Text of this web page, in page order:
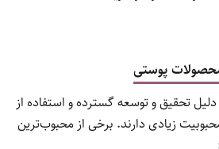
پوستی
تحقیق و توسعه گسترده و استفاده از
زیادی دارند. برخی از محبوب‌ترین